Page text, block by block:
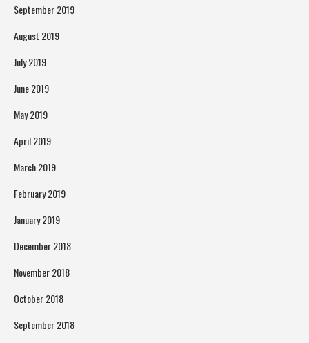
September 2019
August 2019
July 2019
June 2019
May 2019
April 2019
March 2019
February 2019
January 2019
December 2018
November 2018
October 2018
September 2018